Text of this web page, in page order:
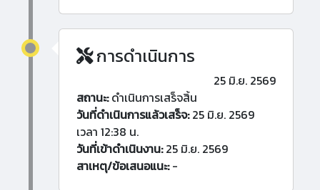
การดำเนินการ
25 มิ.ย. 2569
สถานะ:ดำเนินการเสร็จสิ้น
วันที่ดำเนินการแล้วเสร็จ:25 มิ.ย. 2569
เวลา 12:38 น.
วันที่เข้าดำเนินงาน:25 มิ.ย. 2569
สาเหตุ/ข้อเสนอแนะ:-